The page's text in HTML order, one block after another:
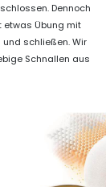
Dennoch
etwas Übung mit
schließen. Wir
Schnallen aus